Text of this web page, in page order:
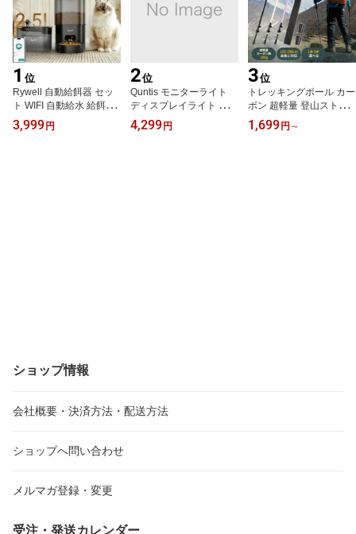
1 位
Rywell 自動給餌器 セッ
ト WIFI 自動給水 給餌器
猫 中小型犬 猫犬兼用 自
動餌やり機 10S録音 給餌
3,999円
2位
Quntis モニターライト
ディスプレイライト ブル
ーライトカット 42cm 湾
曲モニター対応 Ra98 自
4,299円
3位
トレッキングポール カー
ボン 超軽量 登山ストッ
ク 伸縮式 コンパクト ウ
ォーキングポール アンダ
1,699円 ～
ショップ情報
会社概要・決済方法・配送方法
ショップへ問い合わせ
メルマガ登録・変更
受注・発送カレンダー